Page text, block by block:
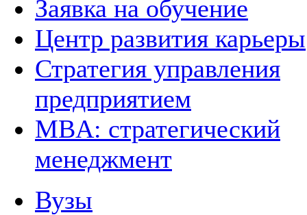
Заявка на обучение
Центр развития карьеры
Стратегия управления
предприятием
MBA: стратегический
менеджмент
Вузы